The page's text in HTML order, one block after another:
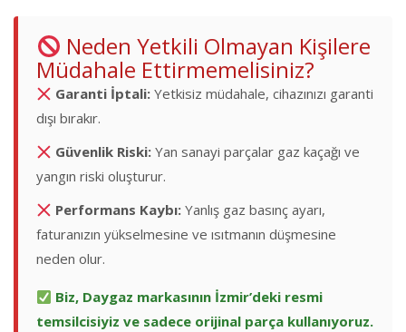
Neden Yetkili Olmayan Kişilere
Müdahale Ettirmemelisiniz?
Garanti İptali: Yetkisiz müdahale, cihazınızı garanti
dışı bırakır.
Güvenlik Riski: Yan sanayi parçalar gaz kaçağı ve
yangın riski oluşturur.
Performans Kaybı: Yanlış gaz basınç ayarı,
faturanızın yükselmesine ve ısıtmanın düşmesine
neden olur.
Biz, Daygaz markasının İzmir’deki resmi
temsilcisiyiz ve sadece orijinal parça kullanıyoruz.